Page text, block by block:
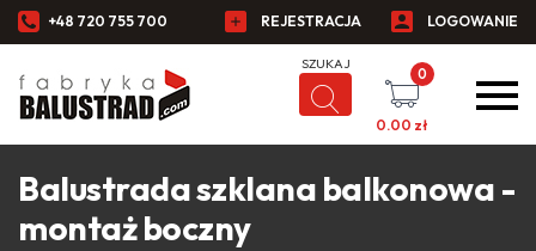
+48 720 755 700 REJESTRACJA LOGOWANIE
0
0.00 zł
Balustrada szklana balkonowa -
montaż boczny